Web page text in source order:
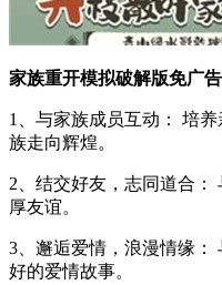
家族重开模拟破解版免广
1、与家族成员互动： 培
族走向辉煌。
2、结交好友，志同道合：
厚友谊。
3、邂逅爱情，浪漫情缘：
好的爱情故事。